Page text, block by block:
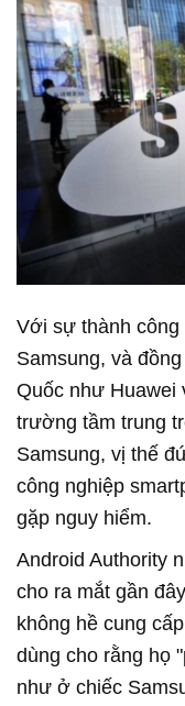
Với sự thành công
Samsung, và
Quốc như Huawei
trường tầm trung
Samsung, vị thế
công nghiệp
gặp nguy hiểm.
Android Authority
cho ra mắt gần
không hề cung
dùng cho rằng họ
như ở chiếc